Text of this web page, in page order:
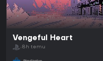
Vengeful Heart
8h temu